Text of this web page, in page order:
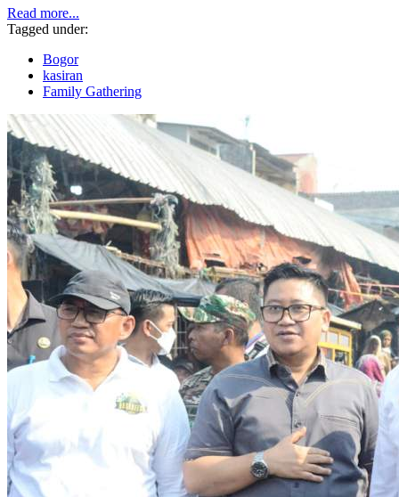
Read more...
Tagged under:
Bogor
kasiran
Family Gathering